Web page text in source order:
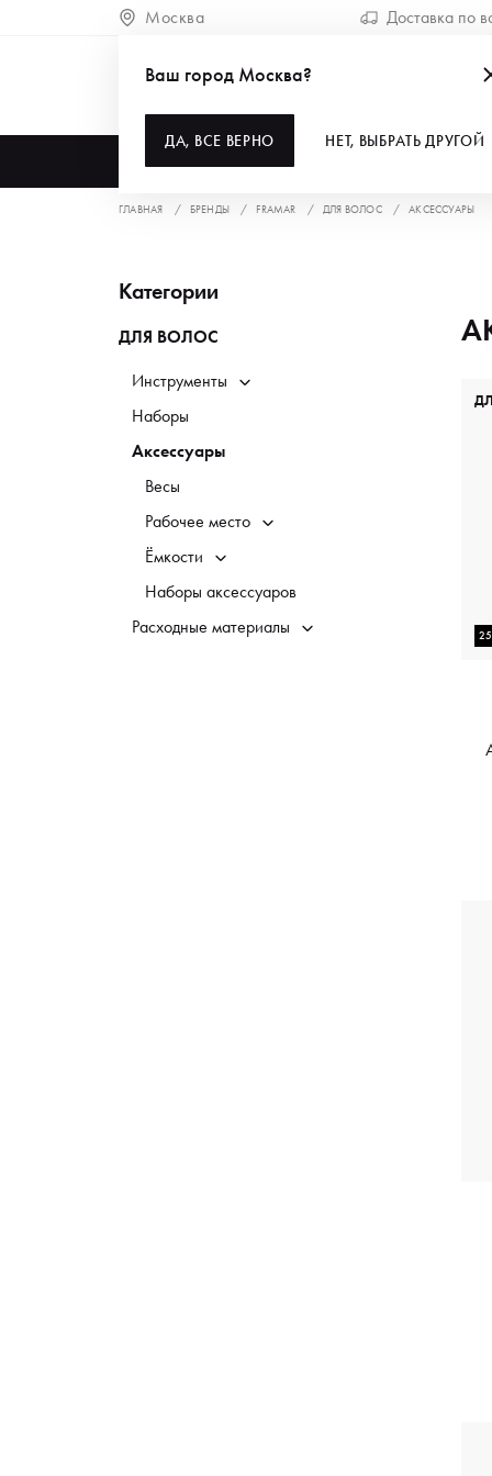
Москва Доставка по
Ваш город Москва?
ДА, ВСЕ ВЕРНО НЕТ, ВЫБРАТЬ ДРУГОЙ
ГЛАВНАЯ БРЕНДЫ FRAMAR ДЛЯ ВОЛОС АКСЕССУАРЫ
Категории
ДЛЯ ВОЛОС
Инструменты
Наборы
Аксессуары
Весы
Рабочее место
Ёмкости
Наборы аксессуаров
Расходные материалы